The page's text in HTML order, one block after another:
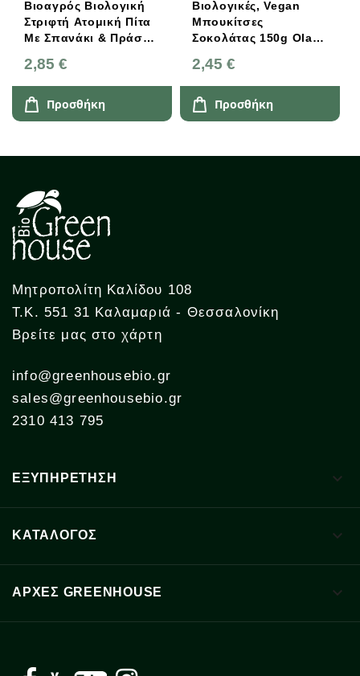
Βιοαγρός Βιολογική
Στριφτή Ατομική Πίτα
Με Σπανάκι & Πράσο
2,85 €
Προσθήκη
Βιολογικές, Vegan
Μπουκίτσες
Σοκολάτας 150g Οla-
2,45 €
Προσθήκη
Μητροπολίτη Καλίδου 108
Τ.Κ. 551 31 Καλαμαριά - Θεσσαλονίκη
Βρείτε μας στο χάρτη
info@greenhousebio.gr
sales@greenhousebio.gr
2310 413 795
ΕΞΥΠΗΡΕΤΗΣΗ 
ΚΑΤΑΛΟΓΟΣ 
ΑΡΧΈΣ GREENHOUSE 